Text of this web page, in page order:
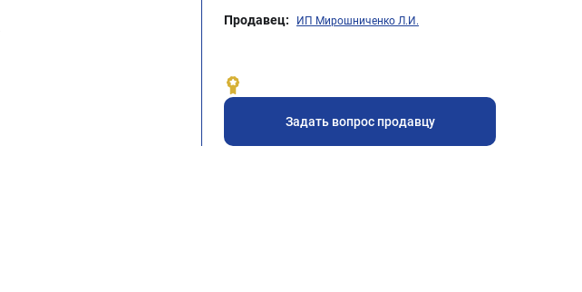
Продавец: ИП Мирошниченко Л.И.
Задать вопрос продавцу